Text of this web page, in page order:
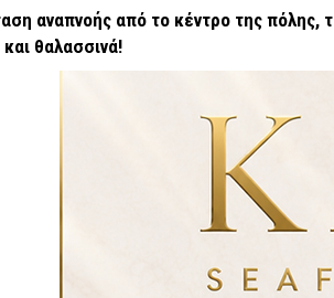
αναπνοής από το κέντρο της πόλης,
θαλασσινά!